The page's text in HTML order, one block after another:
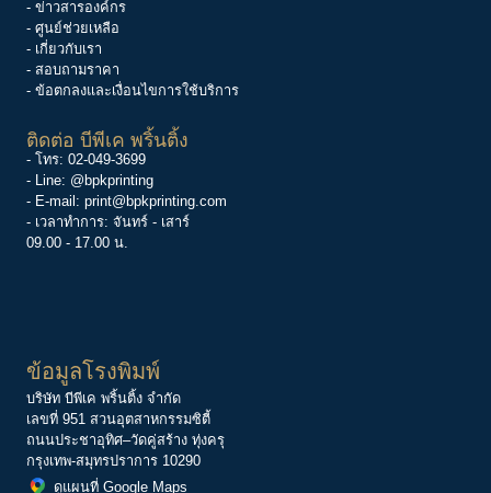
- ข่าวสารองค์กร
- ศูนย์ช่วยเหลือ
- เกี่ยวกับเรา
- สอบถามราคา
- ข้อตกลงและเงื่อนไขการใช้บริการ
ติดต่อ บีพีเค พริ้นติ้ง
- โทร: 02-049-3699
- Line: @bpkprinting
- E-mail: print@bpkprinting.com
- เวลาทำการ: จันทร์ - เสาร์
09.00 - 17.00 น.
ข้อมูลโรงพิมพ์
บริษัท บีพีเค พริ้นติ้ง จำกัด
เลขที่ 951 สวนอุตสาหกรรมซิตี้
ถนนประชาอุทิศ–วัดคู่สร้าง ทุ่งครุ
กรุงเทพ-สมุทรปราการ 10290
ดูแผนที่ Google Maps